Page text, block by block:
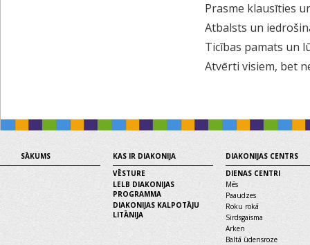
Prasme klausīties
Atbalsts un
Ticības pamats un
Atvērti visiem, bet
SĀKUMS
KAS IR DIAKONIJA
VĒSTURE
LELB DIAKONIJAS
PROGRAMMA
DIAKONIJAS KALPOTĀJU
LITĀNIJA
DIAKONIJAS CENTRS
DIENAS CENTRI
Mēs
Paaudzes
Roku rokā
Sirdsgaisma
Arken
Baltā ūdensroze